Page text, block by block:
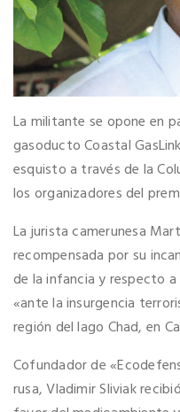
La militante se opone en
gasoducto Coastal
esquisto a través de la
los organizadores del
La jurista camerunesa
recompensada por su
de la infancia y respecto
«ante la insurgencia
región del lago Chad, en
Cofundador de
rusa, Vladimir Sliviak